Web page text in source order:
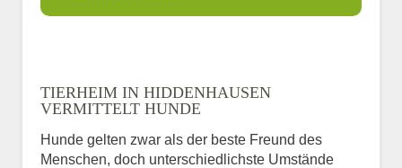
E-Mail*
TIERHEIM IN HIDDENHAUSEN
VERMITTELT HUNDE
Hunde gelten zwar als der beste Freund des
Menschen, doch unterschiedlichste Umstände